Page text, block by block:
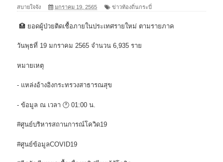
สบายใจจัง มกราคม 19, 2565 ข่าวท้องถิ่นกระบี่
🏥 ยอดผู้ป่วยติดเชื้อภายในประเทศรายใหม่ ตามรายภาค
วันพุธที่ 19 มกราคม 2565 จำนวน 6,935 ราย
หมายเหตุ
- แหล่งอ้างอิงกระทรวงสาธารณสุข
- ข้อมูล ณ เวลา 🕐 01:00 น.
#ศูนย์บริหารสถานการณ์โควิด19
#ศูนย์ข้อมูลCOVID19